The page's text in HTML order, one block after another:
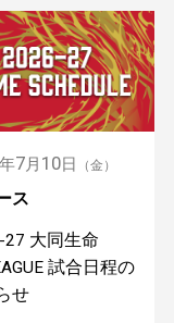
7月 10日 （金）
ス
27 大同生命
試合日程の
せ